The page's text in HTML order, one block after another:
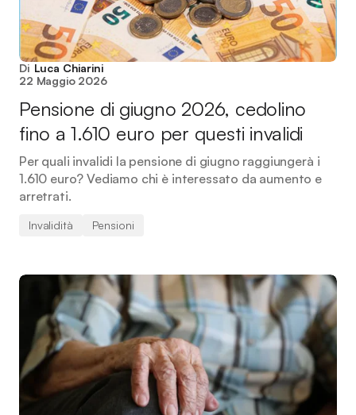
Di Luca Chiarini
22 Maggio 2026
Pensione di giugno 2026, cedolino
fino a 1.610 euro per questi invalidi
Per quali invalidi la pensione di giugno raggiungerà i
1.610 euro? Vediamo chi è interessato da aumento e
arretrati.
Invalidità Pensioni